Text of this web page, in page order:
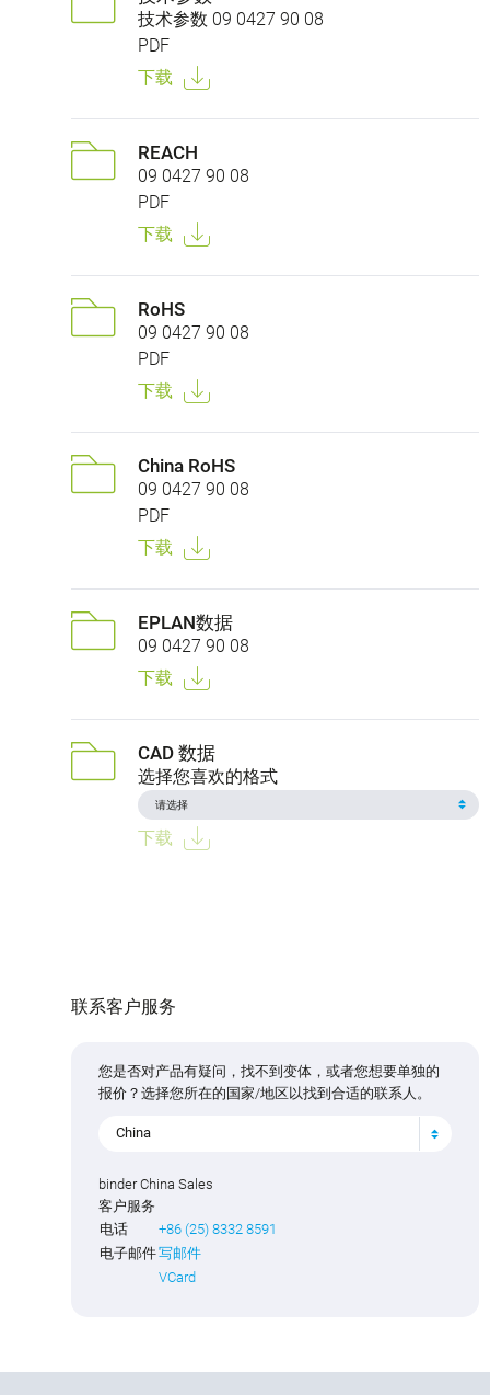
技术参数 09 0427 90 08
PDF
下载
REACH
09 0427 90 08
PDF
下载
RoHS
09 0427 90 08
PDF
下载
China RoHS
09 0427 90 08
PDF
下载
EPLAN数据
09 0427 90 08
下载
CAD 数据
选择您喜欢的格式
下载
联系客户服务
您是否对产品有疑问，找不到变体，或者您想要单独的
报价？选择您所在的国家/地区以找到合适的联系人。
China
binder China Sales
客户服务
电话
+86 (25) 8332 8591
电子邮件写邮件
VCard